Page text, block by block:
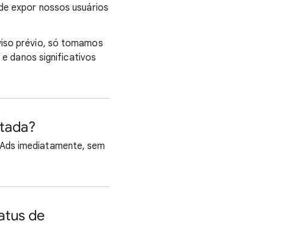
expor nossos usuários
prévio, só tomamos
danos significativos
imediatamente, sem
de